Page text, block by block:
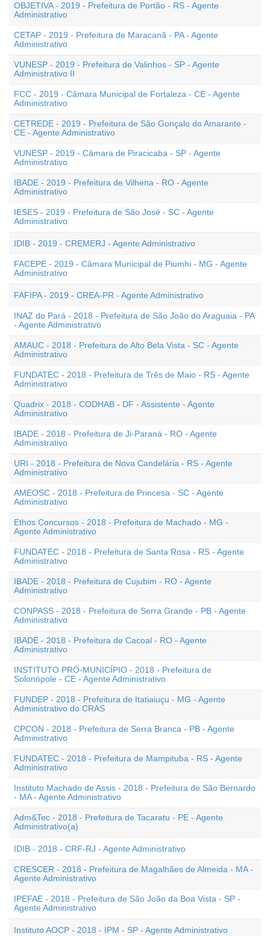
OBJETIVA - 2019 - Prefeitura de Portão - RS - Agente
Administrativo
CETAP - 2019 - Prefeitura de Maracanã - PA - Agente
Administrativo
VUNESP - 2019 - Prefeitura de Valinhos - SP - Agente
Administrativo II
FCC - 2019 - Câmara Municipal de Fortaleza - CE - Agente
Administrativo
CETREDE - 2019 - Prefeitura de São Gonçalo do Amarante -
CE - Agente Administrativo
VUNESP - 2019 - Câmara de Piracicaba - SP - Agente
Administrativo
IBADE - 2019 - Prefeitura de Vilhena - RO - Agente
Administrativo
IESES - 2019 - Prefeitura de São José - SC - Agente
Administrativo
IDIB - 2019 - CREMERJ - Agente Administrativo
FACEPE - 2019 - Câmara Municipal de Piumhi - MG - Agente
Administrativo
FAFIPA - 2019 - CREA-PR - Agente Administrativo
INAZ do Pará - 2018 - Prefeitura de São João do Araguaia - PA
- Agente Administrativo
AMAUC - 2018 - Prefeitura de Alto Bela Vista - SC - Agente
Administrativo
FUNDATEC - 2018 - Prefeitura de Três de Maio - RS - Agente
Administrativo
Quadrix - 2018 - CODHAB - DF - Assistente - Agente
Administrativo
IBADE - 2018 - Prefeitura de Ji-Paraná - RO - Agente
Administrativo
URI - 2018 - Prefeitura de Nova Candelária - RS - Agente
Administrativo
AMEOSC - 2018 - Prefeitura de Princesa - SC - Agente
Administrativo
Ethos Concursos - 2018 - Prefeitura de Machado - MG -
Agente Administrativo
FUNDATEC - 2018 - Prefeitura de Santa Rosa - RS - Agente
Administrativo
IBADE - 2018 - Prefeitura de Cujubim - RO - Agente
Administrativo
CONPASS - 2018 - Prefeitura de Serra Grande - PB - Agente
Administrativo
IBADE - 2018 - Prefeitura de Cacoal - RO - Agente
Administrativo
INSTITUTO PRÓ-MUNICÍPIO - 2018 - Prefeitura de
Solonópole - CE - Agente Administrativo
FUNDEP - 2018 - Prefeitura de Itatiaiuçu - MG - Agente
Administrativo do CRAS
CPCON - 2018 - Prefeitura de Serra Branca - PB - Agente
Administrativo
FUNDATEC - 2018 - Prefeitura de Mampituba - RS - Agente
Administrativo
Instituto Machado de Assis - 2018 - Prefeitura de São Bernardo
- MA - Agente Administrativo
Adm&Tec - 2018 - Prefeitura de Tacaratu - PE - Agente
Administrativo(a)
IDIB - 2018 - CRF-RJ - Agente Administrativo
CRESCER - 2018 - Prefeitura de Magalhães de Almeida - MA -
Agente Administrativo
IPEFAE - 2018 - Prefeitura de São João da Boa Vista - SP -
Agente Administrativo
Instituto AOCP - 2018 - IPM - SP - Agente Administrativo